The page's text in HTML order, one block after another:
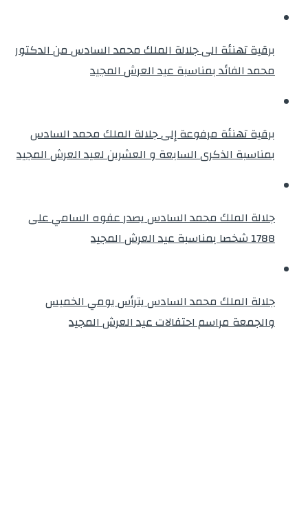
برقية تهنئة الى جلالة الملك محمد السادس من الدكتور
محمد الفائد بمناسبة عيد العرش المجيد
برقية تهنئة مرفوعة إلى جلالة الملك محمد السادس
بمناسبة الذكرى السابعة و العشرين لعيد العرش المجيد
جلالة الملك محمد السادس يصدر عفوه السامي على
1788 شخصا بمناسبة عيد العرش المجيد
جلالة الملك محمد السادس يترأس يومي الخميس
والجمعة مراسم احتفالات عيد العرش المجيد